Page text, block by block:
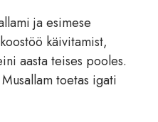
ja esimese
käivitamist,
aasta teises pooles.
toetas igati